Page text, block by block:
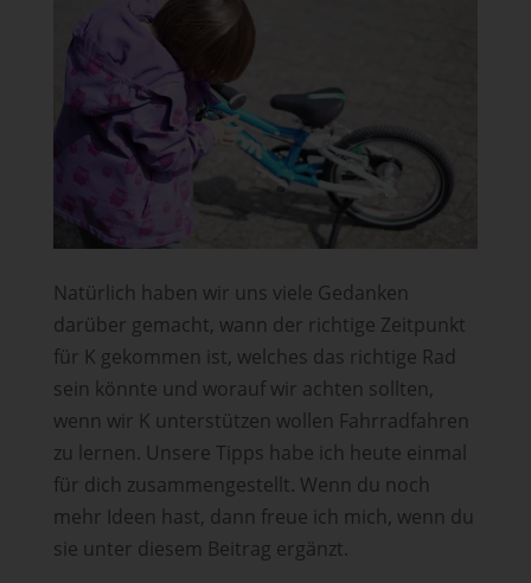
Natürlich haben wir uns viele Gedanken
darüber gemacht, wann der richtige Zeitpunkt
für K gekommen ist, welches das richtige Rad
sein könnte und worauf wir achten sollten,
wenn wir K unterstützen wollen Fahrradfahren
zu lernen. Unsere Tipps habe ich heute einmal
für dich zusammengestellt. Wenn du noch
mehr Ideen hast, dann freue ich mich, wenn du
sie unter diesem Beitrag ergänzt.